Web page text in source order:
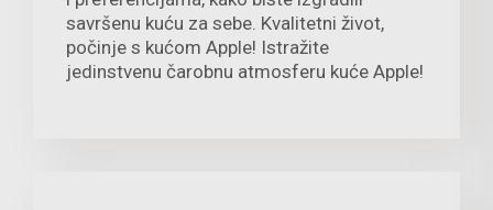
savršenu kuću za sebe. Kvalitetni život,
počinje s kućom Apple! Istražite
jedinstvenu čarobnu atmosferu kuće Apple!